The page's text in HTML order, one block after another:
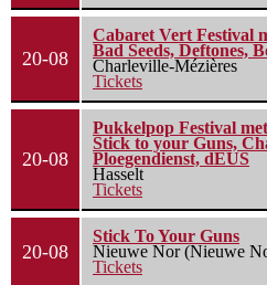
20-08
Cabaret Vert Festival
Bad Seeds, Deftones,
Charleville-Mézières
Tickets
20-08
Pukkelpop Festival
Stick to your Guns,
Ploegendienst, dEUS
Hasselt
Tickets
20-08
Stick To Your Guns
Nieuwe Nor (Nieuwe
Tickets